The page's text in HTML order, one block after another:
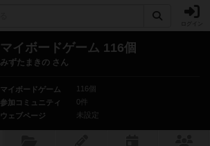
マイボードゲーム 116個
みずたまきの さん
マイボードゲーム
116個
参加コミュニティ
0件
ウェブページ
未設定